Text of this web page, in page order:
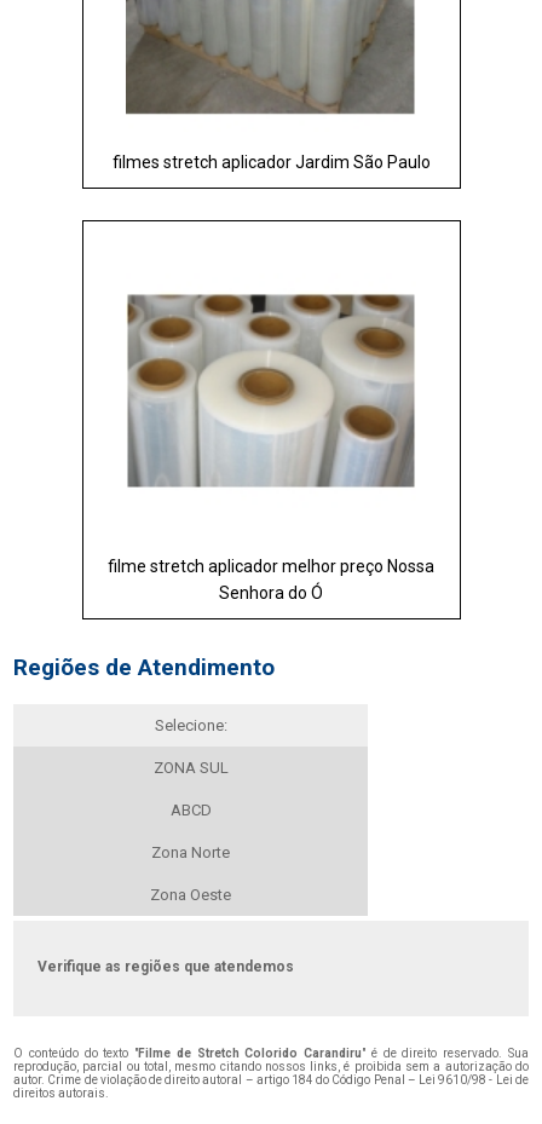
filmes stretch aplicador Jardim São Paulo
filme stretch aplicador melhor preço Nossa
Senhora do Ó
Regiões de Atendimento
Selecione:
ZONA SUL
ABCD
Zona Norte
Zona Oeste
Verifique as regiões que atendemos
O conteúdo do texto "Filme de Stretch Colorido Carandiru" é de direito reservado. Sua
reprodução, parcial ou total, mesmo citando nossos links, é proibida sem a autorização do
autor. Crime de violação de direito autoral – artigo 184 do Código Penal – Lei 9610/98 - Lei de
direitos autorais.